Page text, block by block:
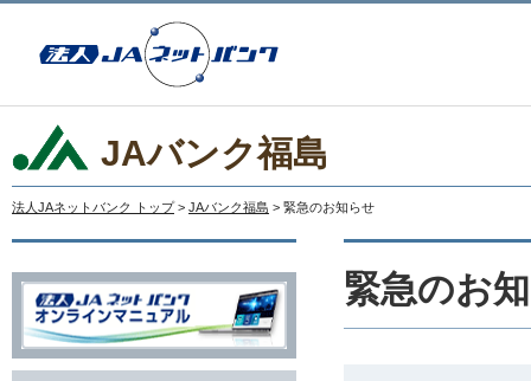
JAバンク福島
法人JAネットバンク トップ > JAバンク福島 > 緊急のお知らせ
緊急のお